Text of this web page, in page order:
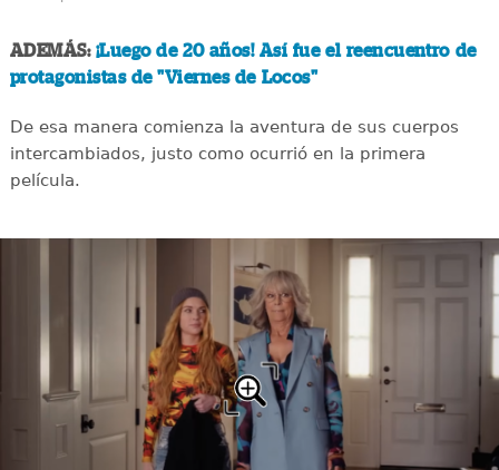
ADEMÁS: ¡Luego de 20 años! Así fue el reencuentro de
protagonistas de "Viernes de Locos"
De esa manera comienza la aventura de sus cuerpos
intercambiados, justo como ocurrió en la primera
película.